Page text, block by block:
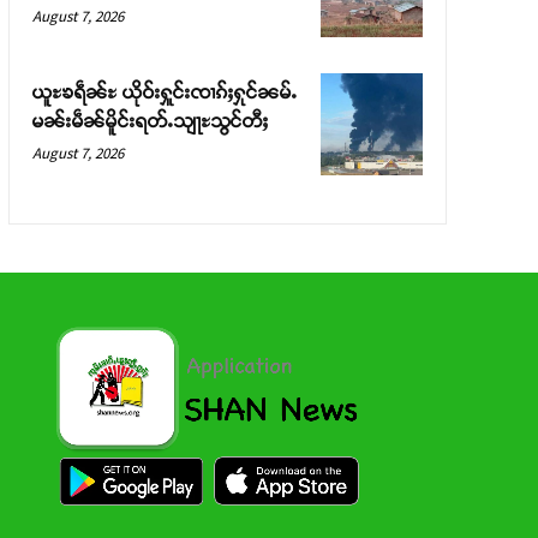
August 7, 2026
ယူႊၶရဵၼ်ႊ ယိုဝ်းႁူင်းၸၢၵ်ႈႁုင်ၼမ်ႉ
မၼ်းမဵၼ်မိူင်းရတ်ႉသျႃႊသွင်တီႈ
August 7, 2026